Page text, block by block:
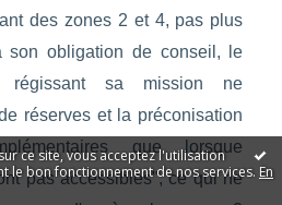
ce site, vous acceptez l'utilisation
le bon fonctionnement de nos services. En
des zones 2 et 4, pas plus
son obligation de conseil, le
régissant sa mission ne
réserves et la préconisation
que lorsque
pas accessibles", ce qui ne